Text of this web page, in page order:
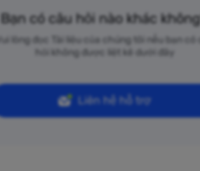
Bạn có câu hỏi nào khác
Vui lòng đọc Tài liệu của chúng tôi nếu bạn có
hỏi không được liệt kê dưới đây
Liên hệ hỗ trợ